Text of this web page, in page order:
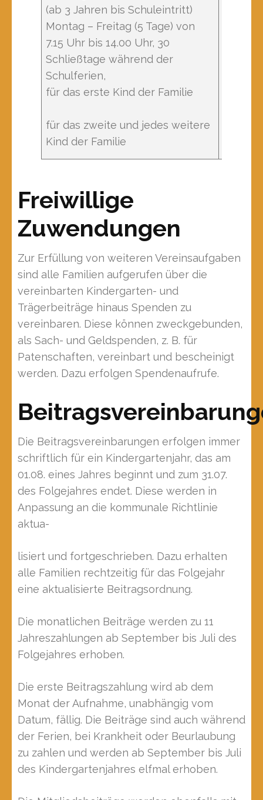
(ab 3 Jahren bis Schuleintritt)
Montag – Freitag (5 Tage) von
7.15 Uhr bis 14.00 Uhr, 30
Schließtage während der
Schulferien,
für das erste Kind der Familie
für das zweite und jedes weitere
Kind der Familie
Freiwillige
Zuwendungen
Zur Erfüllung von weiteren Vereinsaufgaben
sind alle Familien aufgerufen über die
vereinbarten Kindergarten- und
Trägerbeiträge hinaus Spenden zu
vereinbaren. Diese können zweckgebunden,
als Sach- und Geldspenden, z. B. für
Patenschaften, vereinbart und bescheinigt
werden. Dazu erfolgen Spendenaufrufe.
Die Beitragsvereinbarungen erfolgen immer
schriftlich für ein Kindergartenjahr, das am
01.08. eines Jahres beginnt und zum 31.07.
des Folgejahres endet. Diese werden in
Anpassung an die kommunale Richtlinie
aktua-
lisiert und fortgeschrieben. Dazu erhalten
alle Familien rechtzeitig für das Folgejahr
eine aktualisierte Beitragsordnung.
Die monatlichen Beiträge werden zu 11
Jahreszahlungen ab September bis Juli des
Folgejahres erhoben.
Die erste Beitragszahlung wird ab dem
Monat der Aufnahme, unabhängig vom
Datum, fällig. Die Beiträge sind auch während
der Ferien, bei Krankheit oder Beurlaubung
zu zahlen und werden ab September bis Juli
des Kindergartenjahres elfmal erhoben.